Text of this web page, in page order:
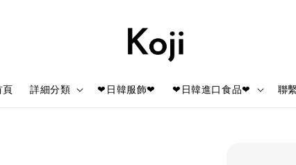
頁 詳細分類 ❤日韓服飾❤ ❤日韓進口食品❤ 聯